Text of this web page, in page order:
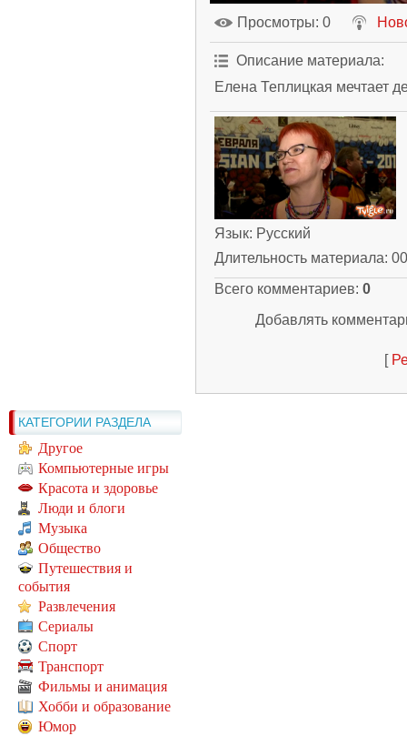
КАТЕГОРИИ РАЗДЕЛА
Другое
Компьютерные игры
Красота и здоровье
Люди и блоги
Музыка
Общество
Путешествия и
события
Развлечения
Сериалы
Спорт
Транспорт
Фильмы и анимация
Хобби и образование
Юмор
Просмотры: 0
Описание материала:
Елена Теплицкая мечтает
Язык: Русский
Длительность материала:
Всего комментариев: 0
Добавлять
[